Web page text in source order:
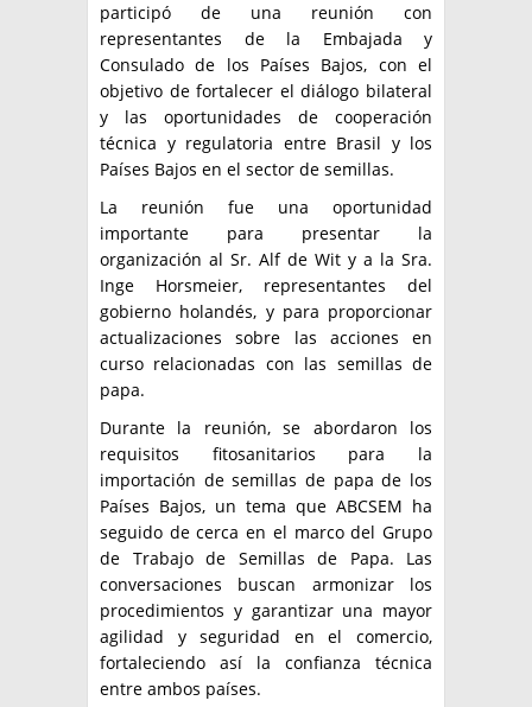
participó de una reunión con
representantes de la Embajada y
Consulado de los Países Bajos, con el
objetivo de fortalecer el diálogo bilateral
y las oportunidades de cooperación
técnica y regulatoria entre Brasil y los
Países Bajos en el sector de semillas.
La reunión fue una oportunidad
importante para presentar la
organización al Sr. Alf de Wit y a la Sra.
Inge Horsmeier, representantes del
gobierno holandés, y para proporcionar
actualizaciones sobre las acciones en
curso relacionadas con las semillas de
papa.
Durante la reunión, se abordaron los
requisitos fitosanitarios para la
importación de semillas de papa de los
Países Bajos, un tema que ABCSEM ha
seguido de cerca en el marco del Grupo
de Trabajo de Semillas de Papa. Las
conversaciones buscan armonizar los
procedimientos y garantizar una mayor
agilidad y seguridad en el comercio,
fortaleciendo así la confianza técnica
entre ambos países.